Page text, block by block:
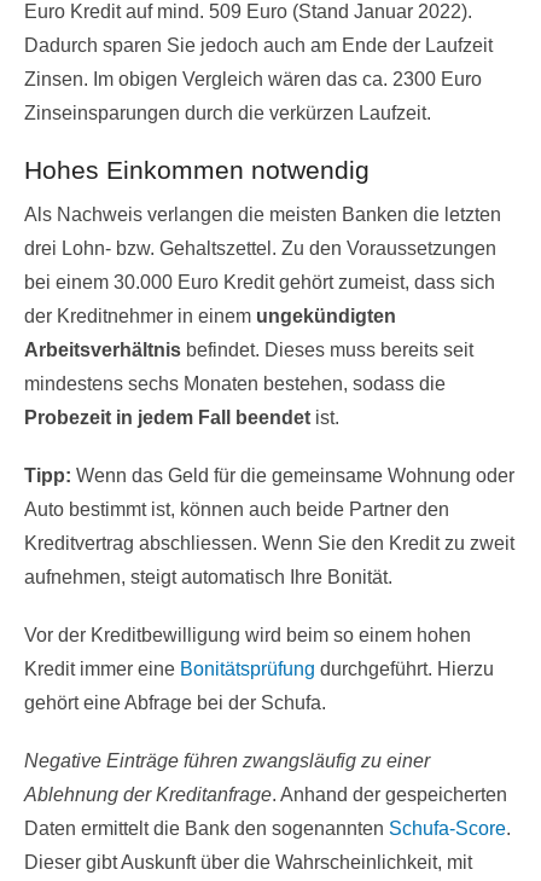
Euro Kredit auf mind. 509 Euro (Stand Januar 2022).
Dadurch sparen Sie jedoch auch am Ende der Laufzeit
Zinsen. Im obigen Vergleich wären das ca. 2300 Euro
Zinseinsparungen durch die verkürzen Laufzeit.
Hohes Einkommen notwendig
Als Nachweis verlangen die meisten Banken die letzten
drei Lohn- bzw. Gehaltszettel. Zu den Voraussetzungen
bei einem 30.000 Euro Kredit gehört zumeist, dass sich
der Kreditnehmer in einem ungekündigten
Arbeitsverhältnis befindet. Dieses muss bereits seit
mindestens sechs Monaten bestehen, sodass die
Probezeit in jedem Fall beendet ist.
Tipp: Wenn das Geld für die gemeinsame Wohnung oder
Auto bestimmt ist, können auch beide Partner den
Kreditvertrag abschliessen. Wenn Sie den Kredit zu zweit
aufnehmen, steigt automatisch Ihre Bonität.
Vor der Kreditbewilligung wird beim so einem hohen
Kredit immer eine Bonitätsprüfung durchgeführt. Hierzu
gehört eine Abfrage bei der Schufa.
Negative Einträge führen zwangsläufig zu einer
Ablehnung der Kreditanfrage. Anhand der gespeicherten
Daten ermittelt die Bank den sogenannten Schufa-Score.
Dieser gibt Auskunft über die Wahrscheinlichkeit, mit